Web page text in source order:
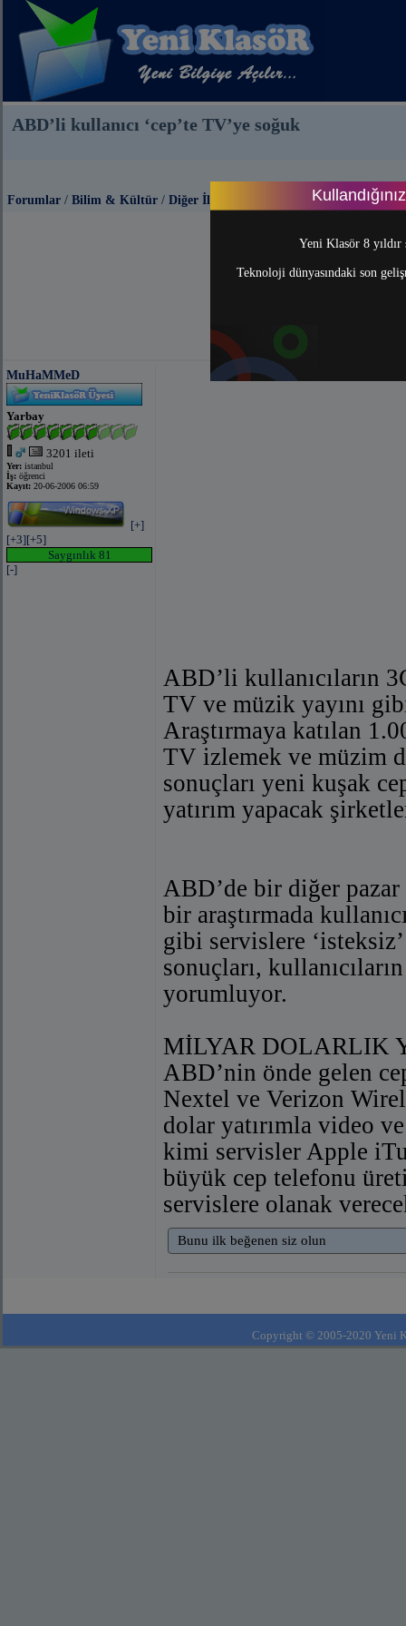
Yeni Klasör 8
Teknoloji dünyasındaki son
ABD’li kullanıcı ‘cep’te TV’ye soğuk
Forumlar / Bilim & Kültür / Diğer İlginç Bilgiler
MuHaMMeD
Yarbay
3201 ileti
Yer: istanbul
İş: öğrenci
Kayıt: 20-06-2006 06:59
[+]
[+3][+5]
Saygınlık 81
[-]
ABD’li kullanıcıların
TV ve müzik yayını
Araştırmaya katılan
TV izlemek ve müzim
sonuçları yeni kuşak
yatırım yapacak
ABD’de bir diğer
bir araştırmada
gibi servislere
sonuçları,
yorumluyor.
MİLYAR DOLARLIK
ABD’nin önde gelen
Nextel ve Verizon
dolar yatırımla video
kimi servisler Apple
büyük cep telefonu
servislere olanak
Bunu ilk beğenen siz olun
Copyright © 2005-2020 Yeni